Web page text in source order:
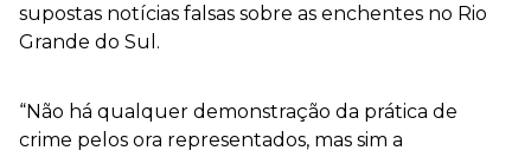
supostas notícias falsas sobre as enchentes no Rio
Grande do Sul.
“Não há qualquer demonstração da prática de
crime pelos ora representados, mas sim a